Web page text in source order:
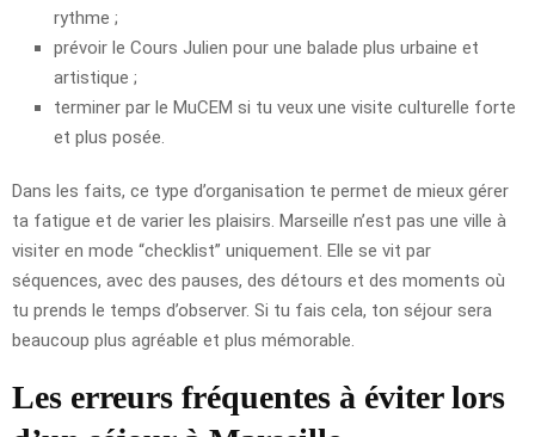
rythme ;
prévoir le Cours Julien pour une balade plus urbaine et
artistique ;
terminer par le MuCEM si tu veux une visite culturelle forte
et plus posée.
Dans les faits, ce type d’organisation te permet de mieux gérer
ta fatigue et de varier les plaisirs. Marseille n’est pas une ville à
visiter en mode “checklist” uniquement. Elle se vit par
séquences, avec des pauses, des détours et des moments où
tu prends le temps d’observer. Si tu fais cela, ton séjour sera
beaucoup plus agréable et plus mémorable.
Les erreurs fréquentes à éviter lors